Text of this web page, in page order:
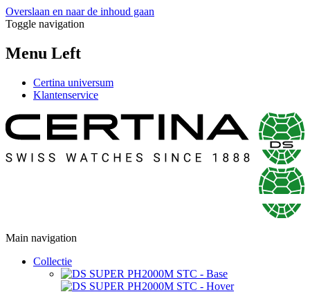
Overslaan en naar de inhoud gaan
Toggle navigation
Menu Left
Certina universum
Klantenservice
Main navigation
Collectie